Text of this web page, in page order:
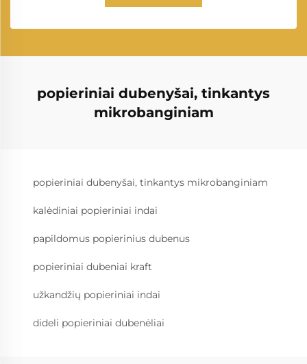
popieriniai dubenyšai, tinkantys
mikrobanginiam
popieriniai dubenyšai, tinkantys mikrobanginiam
kalėdiniai popieriniai indai
papildomus popierinius dubenus
popieriniai dubeniai kraft
užkandžių popieriniai indai
dideli popieriniai dubenėliai